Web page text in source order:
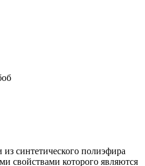
синтетического полиэфира
свойствами которого являются